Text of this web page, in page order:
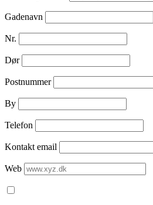
Gadenavn
Nr.
Dør
Postnummer
By
Telefon
Kontakt email
Web